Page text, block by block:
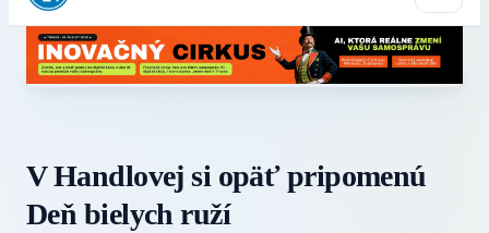
V Handlovej si opäť pripomenú
Deň bielych ruží